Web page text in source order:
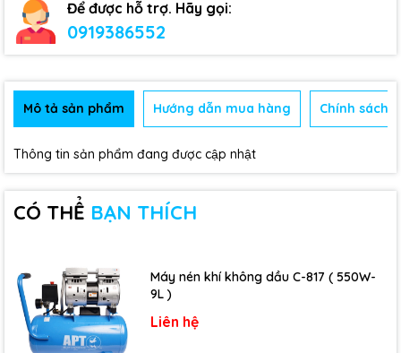
Để được hỗ trợ. Hãy gọi:
0919386552
Mô tả sản phẩm Hướng dẫn mua hàng Chính sách
Thông tin sản phẩm đang được cập nhật
CÓ THỂ BẠN THÍCH
Máy nén khí không dầu C-817 ( 550W-
9L )
Liên hệ